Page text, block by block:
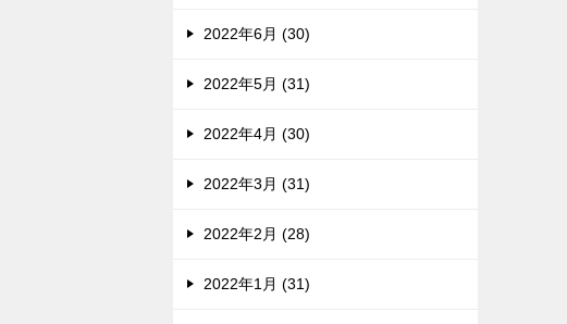
2022年6月 (30)
2022年5月 (31)
2022年4月 (30)
2022年3月 (31)
2022年2月 (28)
2022年1月 (31)